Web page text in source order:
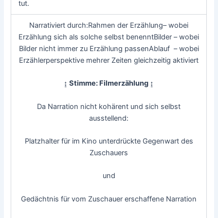
tut.
Narrativiert durch:Rahmen der Erzählung– wobei
Erzählung sich als solche selbst benenntBilder – wobei
Bilder nicht immer zu Erzählung passenAblauf – wobei
Erzählerperspektive mehrer Zeiten gleichzeitig aktiviert
↨ Stimme: Filmerzählung ↨
Da Narration nicht kohärent und sich selbst
ausstellend:
Platzhalter für im Kino unterdrückte Gegenwart des
Zuschauers
und
Gedächtnis für vom Zuschauer erschaffene Narration